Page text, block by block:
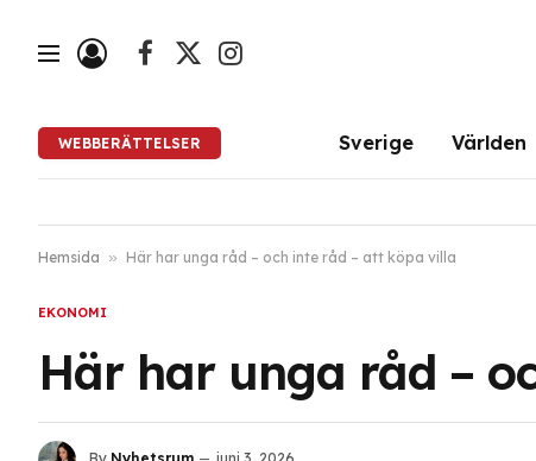
Facebook
X
Instagram
WEBBERÄTTELSER Sverige Världen
Hemsida » Här har unga råd – och inte råd – att köpa villa
EKONOMI
Här har unga råd –